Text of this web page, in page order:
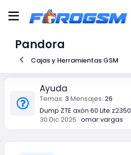
Pandora
Cajas y Herramientas GSM
Ayuda
Temas 3 Mensajes 26
Dump ZTE axón 60 Lite z2350
30 Dic 2025 omar vargas